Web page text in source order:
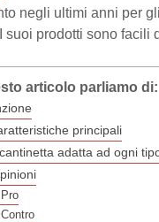
negli ultimi anni per
suoi prodotti sono facili
articolo parliamo di:
principali
adatta ad ogni
Pro
Contro